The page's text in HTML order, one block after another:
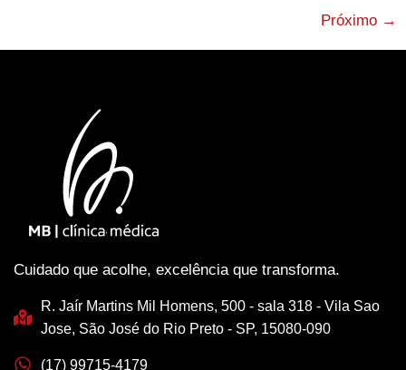
Próximo →
Cuidado que acolhe, excelência que transforma.
R. Jaír Martins Mil Homens, 500 - sala 318 - Vila Sao
Jose, São José do Rio Preto - SP, 15080-090
(17) 99715-4179